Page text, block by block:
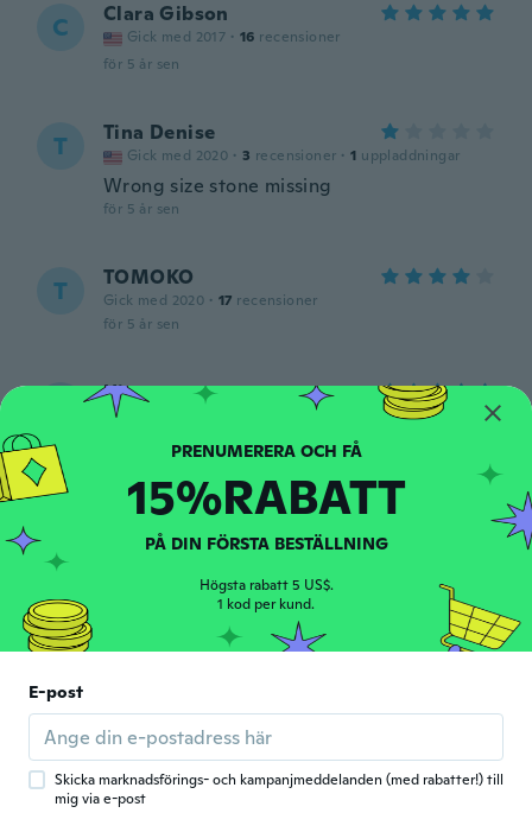
C Clara Gibson
Gick med 2017 · 16 recensioner
för 5 år sen
T Tina Denise
Gick med 2020 · 3 recensioner · 1 uppladdningar
Wrong size stone missing
för 5 år sen
T TOMOKO
Gick med 2020 · 17 recensioner
för 5 år sen
Hisa
Gick med 2021
とても豪華でキラキラして素敵！ サイズも
ピッタリです。
för 5 år sen
A Adam
Gick med 2012 · 62 recensioner ·
S Gick med 2018 · 48 recensioner
It's very pretty but to big for my hands
för 5 år sen
PRENUMERERA OCH FÅ
15%RABATT
PÅ DIN FÖRSTA BESTÄLLNING
Högsta rabatt 5 US$.
1 kod per kund.
E-post
Skicka marknadsförings- och kampanjmeddelanden (med rabatter!) till
mig via e-post